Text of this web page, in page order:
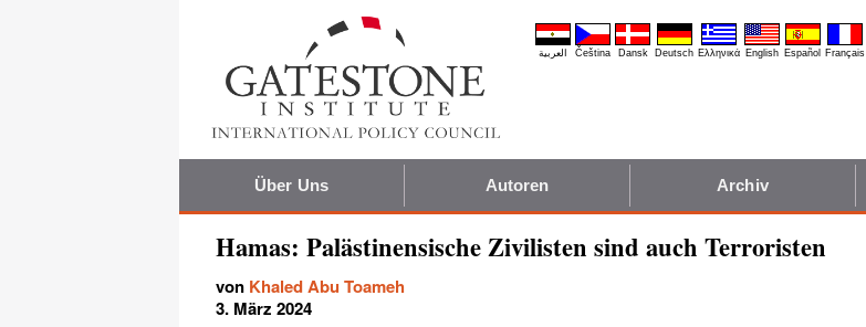
العربية Čeština Dansk Deutsch Ελληνικά English Español Français
Über Uns Autoren Archiv
Hamas: Palästinensische Zivilisten sind auch Terroristen
von Khaled Abu Toameh
3. März 2024